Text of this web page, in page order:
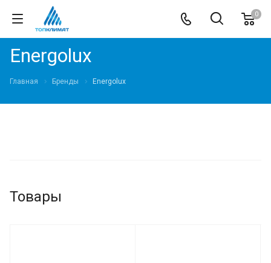
0
Energolux
Главная Бренды Energolux
Товары